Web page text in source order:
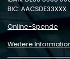
BIC: AACSDE33XXX
Online-Spende
Weitere